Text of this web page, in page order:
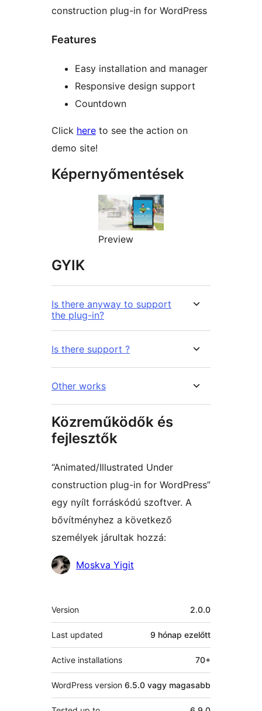
construction plug-in for WordPress
Features
Easy installation and manager
Responsive design support
Countdown
Click here to see the action on
demo site!
Képernyőmentések
Preview
GYIK
Is there anyway to support
the plug-in?
Is there support ?
Other works
Közreműködők és
fejlesztők
“Animated/Illustrated Under
construction plug-in for WordPress”
egy nyílt forráskódú szoftver. A
bővítményhez a következő
személyek járultak hozzá:
Közreműködők
Moskva Yigit
Meta
Version 2.0.0
Last updated 9 hónap ezelőtt
Active installations 70+
WordPress version 6.5.0 vagy magasabb